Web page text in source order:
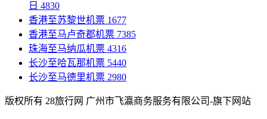
日 4830
香港至苏黎世机票 1677
香港至马卢奇郡机票 7385
珠海至马纳瓜机票 4316
长沙至哈瓦那机票 5440
长沙至马德里机票 2980
版权所有 28旅行网 广州市飞瀛商务服务有限公司-旗下网站